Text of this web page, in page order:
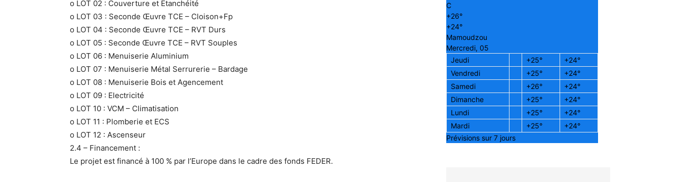
o LOT 02 : Couverture et Etanchéité
o LOT 03 : Seconde Œuvre TCE – Cloison+Fp
o LOT 04 : Seconde Œuvre TCE – RVT Durs
o LOT 05 : Seconde Œuvre TCE – RVT Souples
o LOT 06 : Menuiserie Aluminium
o LOT 07 : Menuiserie Métal Serrurerie – Bardage
o LOT 08 : Menuiserie Bois et Agencement
o LOT 09 : Electricité
o LOT 10 : VCM – Climatisation
o LOT 11 : Plomberie et ECS
o LOT 12 : Ascenseur
2.4 – Financement :
Le projet est financé à 100 % par l’Europe dans le cadre des fonds FEDER.
C
+26°
+24°
Mamoudzou
Mercredi, 05
Jeudi
+25° +24°
Vendredi
+25° +24°
Samedi
+26° +24°
Dimanche
+25° +24°
Lundi
+25° +24°
Mardi
+25° +24°
Prévisions sur 7 jours